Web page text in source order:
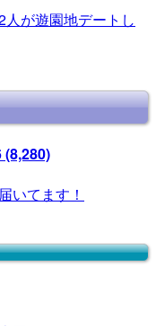
が遊園地デートし
(8,280)
いてます！